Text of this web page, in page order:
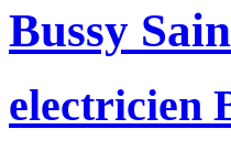
Bussy
electricien